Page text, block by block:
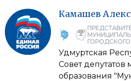
Камашев
ГОРОДСКОГО
Удмуртская
Совет
образования